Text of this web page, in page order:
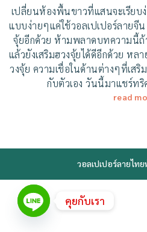
เปลี่ยนห้องพื้นขาวที่แสนจะเรียบง่
แบบง่ายๆแค่ใช้วอลเปเปอร์ลายจี
จุ้ยอีกด้วย ห้ามพลาดบทความนี้
แล้วยังเสริมฮวงจุ้ยได้ดีอีกด้วย หล
วงจุ้ย ความเชื่อในด้านต่างๆที่เสริ
กับตัวเอง วันนี้มาแชร์ทริ
read
วอลเปเปอร์ลายไท
คุยกับเรา